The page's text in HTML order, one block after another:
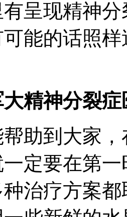
呈现精神
能的话照
精神分裂
到大家，
定要在第
治疗方案